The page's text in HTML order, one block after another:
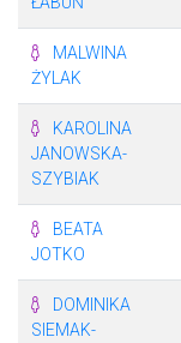
MALWINA
ŻYLAK
KAROLINA
JANOWSKA-
SZYBIAK
BEATA
JOTKO
DOMINIKA
SIEMAK-